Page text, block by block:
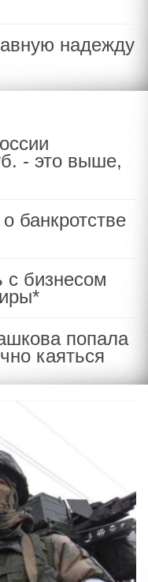
надежду
- это выше,
банкротстве
с бизнесом
попала
каяться